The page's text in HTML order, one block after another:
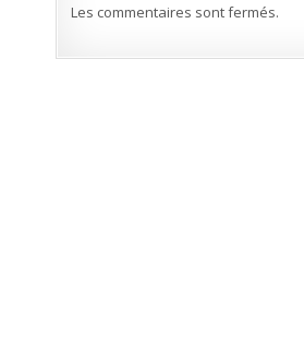
Les commentaires sont fermés.